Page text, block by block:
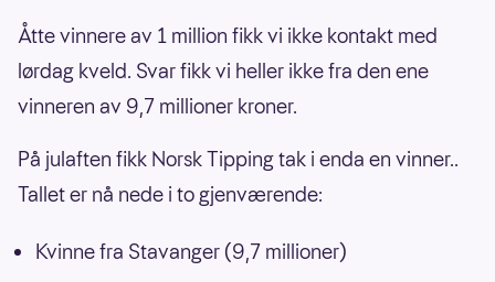
Åtte vinnere av 1 million fikk vi ikke kontakt med
lørdag kveld. Svar fikk vi heller ikke fra den ene
vinneren av 9,7 millioner kroner.
På julaften fikk Norsk Tipping tak i enda en vinner..
Tallet er nå nede i to gjenværende:
Kvinne fra Stavanger (9,7 millioner)